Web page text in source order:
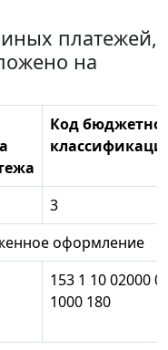
платежей,
на
Код
3
оформление
153 1 10 02000
1000 180